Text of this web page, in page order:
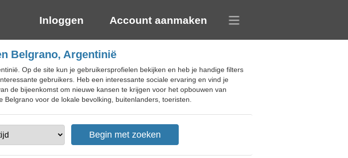
Inloggen Account aanmaken
Belgrano, Argentinië
Op de site kun je gebruikersprofielen bekijken en heb je handige filters
gebruikers. Heb een interessante sociale ervaring en vind je
de bijeenkomst om nieuwe kansen te krijgen voor het opbouwen van
voor de lokale bevolking, buitenlanders, toeristen.